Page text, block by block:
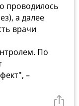
проводилось
а далее
врачи
По
–